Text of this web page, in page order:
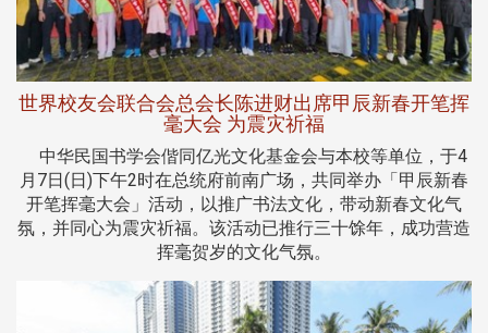
世界校友会联合会总会长陈进财出席甲辰新春开笔挥
毫大会 为震灾祈福
中华民国书学会偕同亿光文化基金会与本校等单位，于4
月7日(日)下午2时在总统府前南广场，共同举办「甲辰新春
开笔挥毫大会」活动，以推广书法文化，带动新春文化气
氛，并同心为震灾祈福。该活动已推行三十馀年，成功营造
挥毫贺岁的文化气氛。